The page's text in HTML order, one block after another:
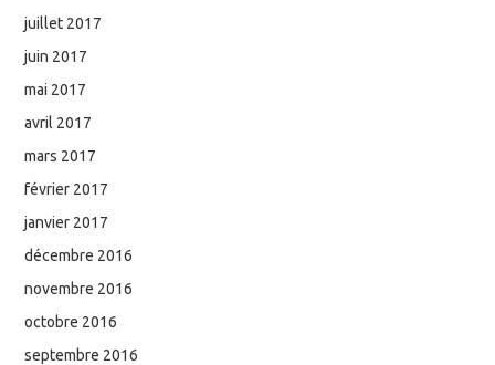
juillet 2017
juin 2017
mai 2017
avril 2017
mars 2017
février 2017
janvier 2017
décembre 2016
novembre 2016
octobre 2016
septembre 2016